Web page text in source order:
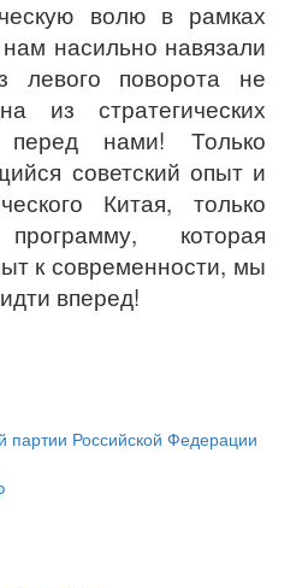
волю в рамках
насильно навязали
левого поворота не
из стратегических
нами! Только
советский опыт и
Китая, только
которая
к современности, мы
вперед!